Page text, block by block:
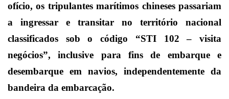
ofício, os tripulantes marítimos chineses passariam
a ingressar e transitar no território nacional
classificados sob o código “STI 102 – visita
negócios”, inclusive para fins de embarque e
desembarque em navios, independentemente da
bandeira da embarcação.